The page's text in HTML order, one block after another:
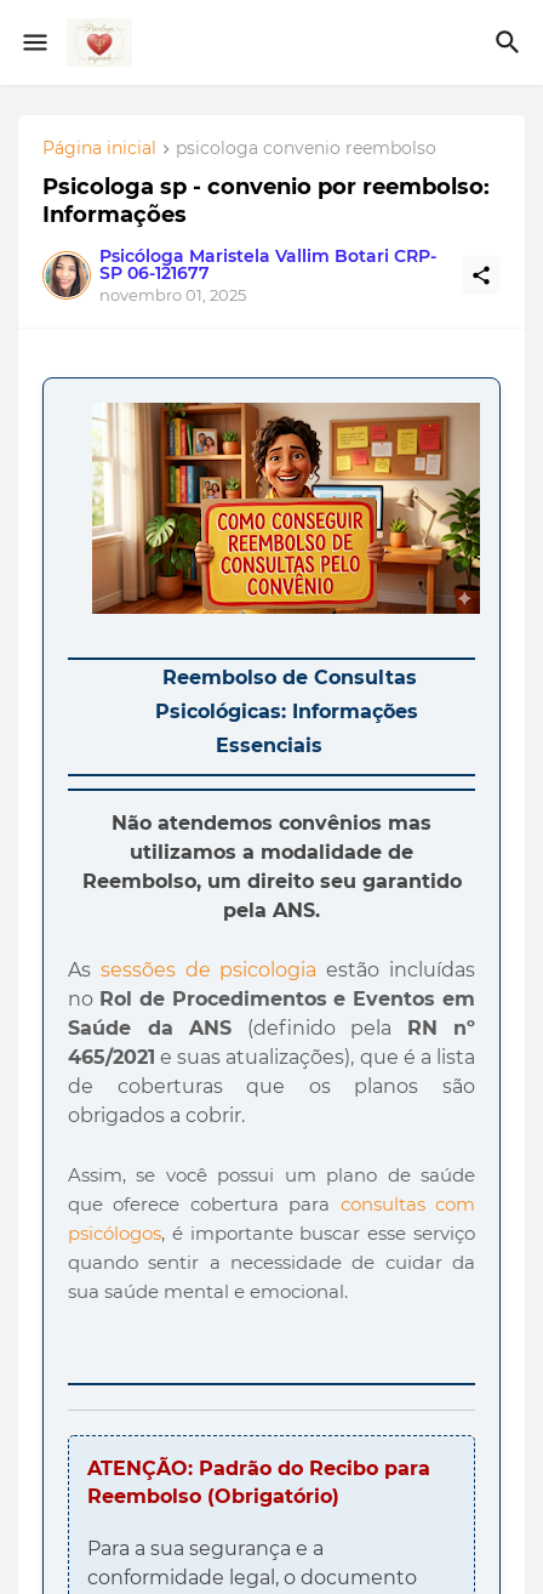
Página inicial psicologa convenio reembolso
Psicologa sp - convenio por reembolso:
Informações
Psicóloga Maristela Vallim Botari CRP-
SP 06-121677
novembro 01, 2025
Reembolso de Consultas
Psicológicas: Informações
Essenciais
Não atendemos convênios mas
utilizamos a modalidade de
Reembolso, um direito seu garantido
pela ANS.
As sessões de psicologia estão incluídas
no Rol de Procedimentos e Eventos em
Saúde da ANS (definido pela
RN nº
465/2021 e suas atualizações), que é a lista
de coberturas que os planos são
obrigados a cobrir.
Assim, se você possui um plano de saúde
que oferece cobertura para consultas com
psicólogos, é importante buscar esse serviço
quando sentir a necessidade de cuidar da
sua saúde mental e emocional.
ATENÇÃO: Padrão do Recibo para
Reembolso (Obrigatório)
Para a sua segurança e a
conformidade legal, o documento